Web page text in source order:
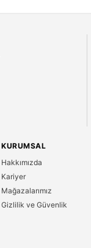
KURUMSAL
Hakkımızda
Kariyer
Mağazalarımız
Gizlilik ve Güvenlik